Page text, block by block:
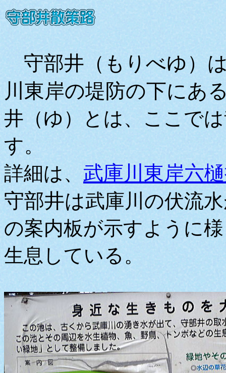
守部井（もりべゆ）
川東岸の堤防の下にあ
井（ゆ）とは、ここで
す。
詳細は、 武庫川東岸六
守部井は武庫川の伏流
の案内板が示すように
生息している。